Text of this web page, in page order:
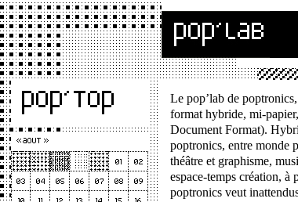
Le pop’lab de
format hybride, mi-
Document Format).
poptronics, entre monde
théâtre et graphisme,
espace-temps création, à
poptronics veut